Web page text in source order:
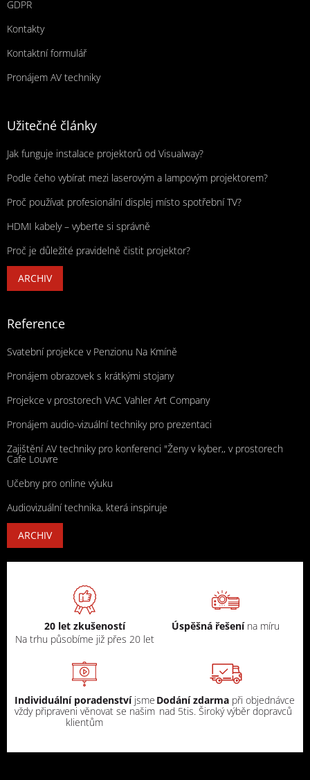
GDPR
Kontakty
Kontaktní formulář
Pronájem AV techniky
Užitečné články
Jak funguje instalace projektorů od Visualway?
Podle čeho vybírat mezi laserovým a lampovým projektorem?
Proč používat profesionální displej místo spotřební TV?
HDMI kabely – vyberte si správně
Proč je důležité pravidelně čistit projektor?
ARCHIV
Reference
Svatební projekce v Penzionu Na Kmíně
Pronájem obrazovek s krátkými stojany
Projekce v prostorech VAC Vahler Art Company
Pronájem audio-vizuální techniky pro prezentaci
Zajištění AV techniky pro konferenci "Ženy v kyber,, v prostorech
Cafe Louvre
Učebny pro online výuku
Audiovizuální technika, která inspiruje
ARCHIV
20 let zkušeností
Na trhu působíme již přes 20 let
Úspěšná řešení na míru
Individuální poradenstvíjsme
vždy připraveni věnovat se našim
klientům
Dodání zdarma při objednávce
nad 5tis. Široký výběr dopravců